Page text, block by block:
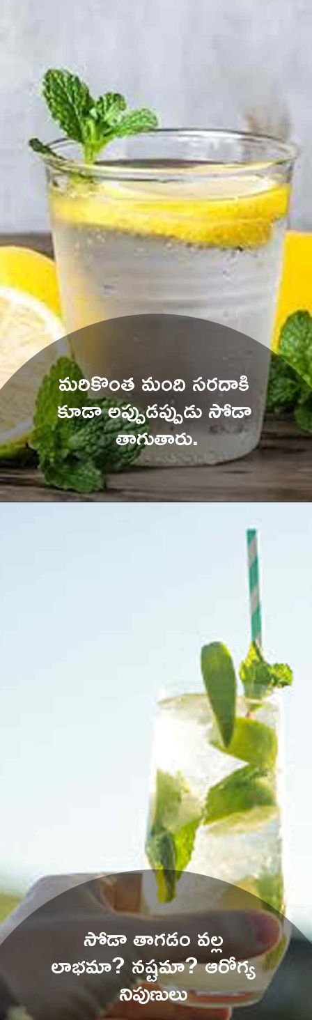
మరికొంత మంది సరదాకి
కూడా అప్పుడప్పుడు సోడా
తాగుతారు.
సోడా తాగడం వల్ల
లాభమా? నష్టమా? ఆరోగ్య
నిపుణులు